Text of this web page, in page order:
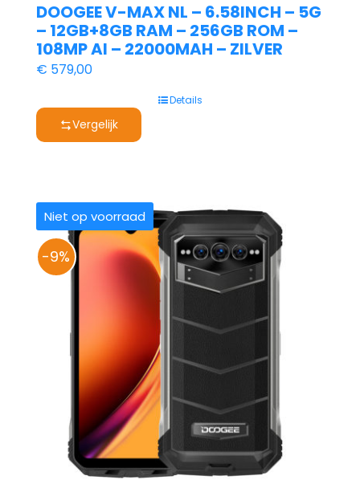
DOOGEE V-MAX NL – 6.58INCH – 5G
– 12GB+8GB RAM – 256GB ROM –
108MP AI – 22000MAH – ZILVER
€ 579,00
Details
Vergelijk
Niet op voorraad
-9%